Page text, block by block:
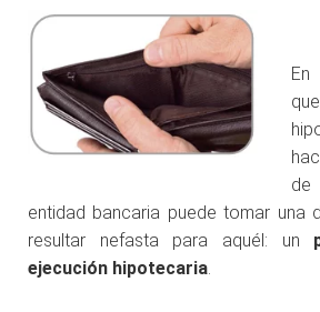
entidad bancaria puede tomar una
resultar nefasta para aquél: un
ejecución hipotecaria.